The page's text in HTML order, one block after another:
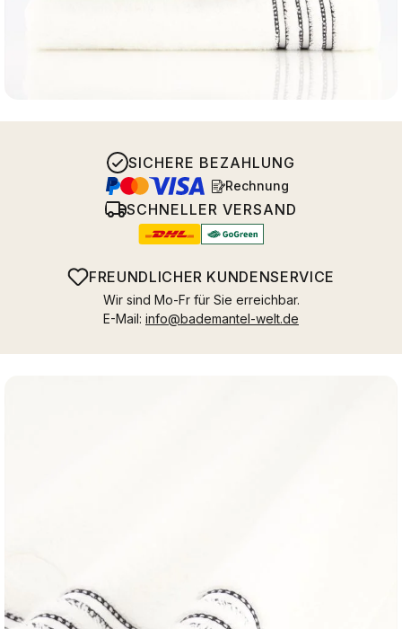
SICHERE BEZAHLUNG
Rechnung
SCHNELLER VERSAND
FREUNDLICHER KUNDENSERVICE
Wir sind Mo-Fr für Sie erreichbar.
E-Mail: info@bademantel-welt.de